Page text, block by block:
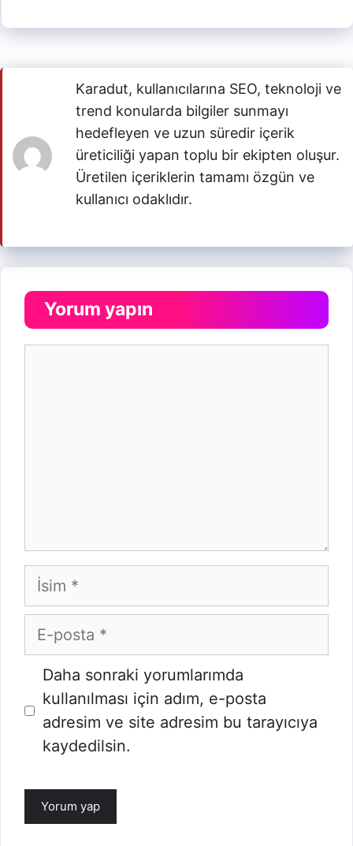
Karadut, kullanıcılarına SEO, teknoloji ve
trend konularda bilgiler sunmayı
hedefleyen ve uzun süredir içerik
üreticiliği yapan toplu bir ekipten oluşur.
Üretilen içeriklerin tamamı özgün ve
kullanıcı odaklıdır.
Yorum yapın
İsim
E-
posta
Daha sonraki yorumlarımda
kullanılması için adım, e-posta
adresim ve site adresim bu tarayıcıya
kaydedilsin.